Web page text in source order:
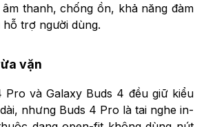
thanh, chống ồn, khả năng đàm
trợ người dùng.
vặn
Pro và Galaxy Buds 4 đều giữ kiểu
nhưng Buds 4 Pro là tai nghe in-